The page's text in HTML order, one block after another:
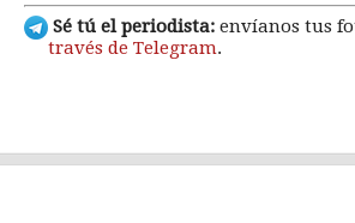
Sé tú el periodista: envíanos tus
través de Telegram.